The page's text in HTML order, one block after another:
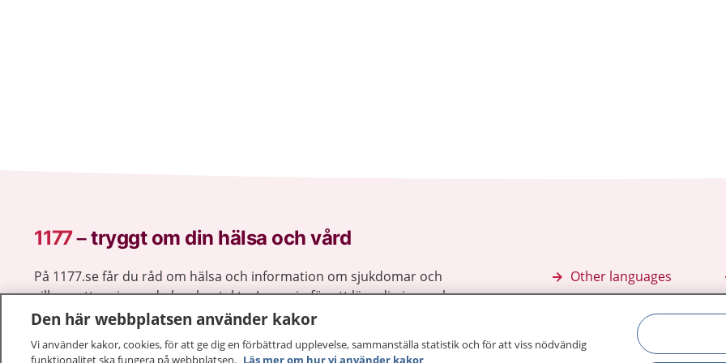
1177–tryggt om din hälsa och vård
På 1177.se får du råd om hälsa och information om sjukdomar och
vilka mottagningar du kan kontakta. Logga in för att läsa din journal
och göra dina vårdärenden. Ring telefonnummer 1177 för
sjukvårdsrådgivning dygnet runt.
1177 ger dig råd när du vill må bättre.
Other languages
Lättläst svenska
Den här webbplatsen använder kakor
Vi använder kakor, cookies, för att ge dig en förbättrad upplevelse, sammanställa statistik och för att viss nödvändig
funktionalitet ska fungera på webbplatsen. Läs mer om hur vi använder kakor